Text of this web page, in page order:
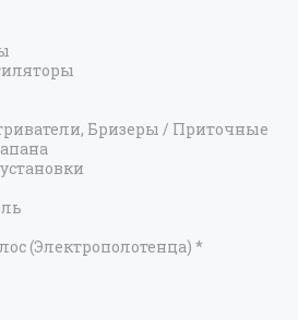
Бризеры / Приточные
(Электрополотенца) *